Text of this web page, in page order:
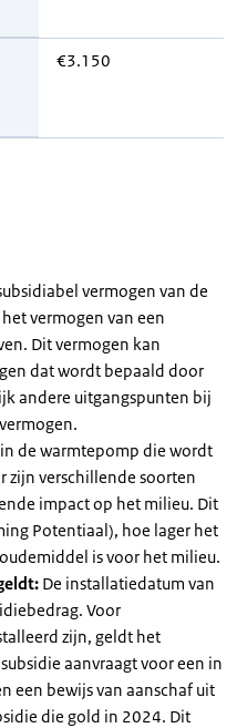
€3.150
vermogen van de
vermogen van een
Dit vermogen kan
dat wordt bepaald door
andere uitgangspunten bij
de warmtepomp die wordt
zijn verschillende soorten
impact op het milieu. Dit
Potentiaal), hoe lager het
is voor het milieu.
De installatiedatum van
Voor
zijn, geldt het
aanvraagt voor een in
een bewijs van aanschaf uit
die gold in 2024. Dit